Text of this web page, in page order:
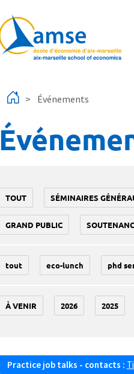
Événements
TOUT SÉMINAIRES
GRAND PUBLIC
tout eco-lunch phd
À VENIR 2026 2025
Practice job talks - contacts :